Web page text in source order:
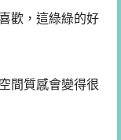
歡，這綠綠的好
間質感會變得很